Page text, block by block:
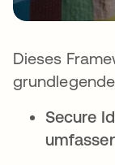
Dieses
Secure